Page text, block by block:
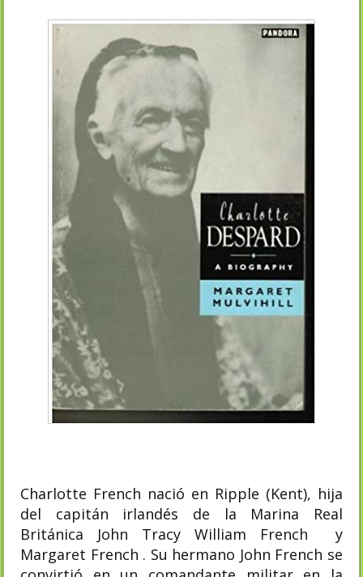
Charlotte French nació en Ripple (Kent), hija
del capitán irlandés de la Marina Real
Británica John Tracy William French y
Margaret French ​. Su hermano John French se